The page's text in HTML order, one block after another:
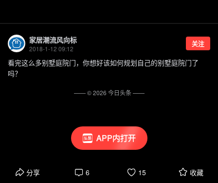
APP内打开
家居潮流风向标
2018-1-12 09:12
关注
看完这么多别墅庭院门，你想好该如何规划自己的别墅庭院门了
吗？
分享 6 15 收藏
—— ©2026 今日头条——